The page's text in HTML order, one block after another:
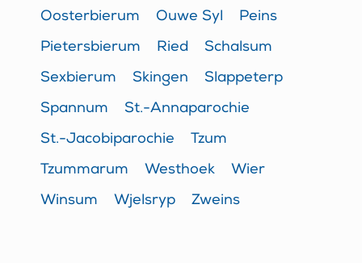
Oosterbierum Ouwe Syl Peins
Pietersbierum Ried Schalsum
Sexbierum Skingen Slappeterp
Spannum St.-Annaparochie
St.-Jacobiparochie Tzum
Tzummarum Westhoek Wier
Winsum Wjelsryp Zweins